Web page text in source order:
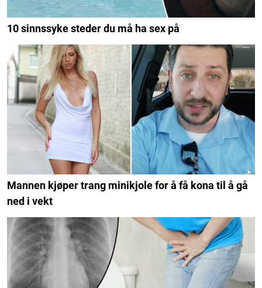
10 sinnssyke steder du må ha sex på
Mannen kjøper trang minikjole for å få kona til å gå
ned i vekt